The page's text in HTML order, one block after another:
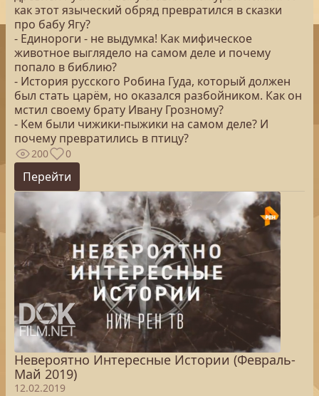
как этот языческий обряд превратился в сказки
про бабу Ягу?
- Единороги - не выдумка! Как мифическое
животное выглядело на самом деле и почему
попало в библию?
- История русского Робина Гуда, который должен
был стать царём, но оказался разбойником. Как он
мстил своему брату Ивану Грозному?
- Кем были чижики-пыжики на самом деле? И
почему превратились в птицу?
200 0
Перейти
Невероятно Интересные Истории (Февраль-
Май 2019)
12.02.2019